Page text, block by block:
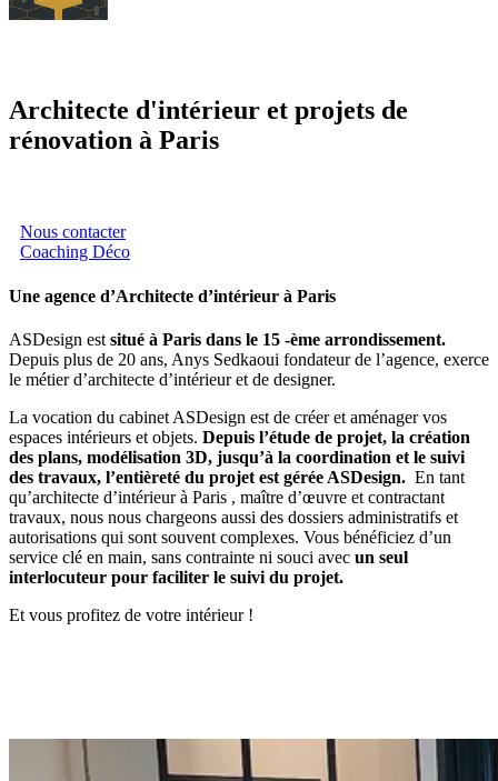
Architecte d'intérieur et projets de
rénovation à Paris
Nous contacter
Coaching Déco
Une agence d’Architecte d’intérieur à Paris
ASDesign est situé à Paris dans le 15 -ème arrondissement.
Depuis plus de 20 ans, Anys Sedkaoui fondateur de l’agence, exerce
le métier d’architecte d’intérieur et de designer.
La vocation du cabinet ASDesign est de créer et aménager vos
espaces intérieurs et objets. Depuis l’étude de projet, la création
des plans, modélisation 3D, jusqu’à la coordination et le suivi
des travaux, l’entièreté du projet est gérée ASDesign. En tant
qu’architecte d’intérieur à Paris , maître d’œuvre et contractant
travaux, nous nous chargeons aussi des dossiers administratifs et
autorisations qui sont souvent complexes. Vous bénéficiez d’un
service clé en main, sans contrainte ni souci avec un seul
interlocuteur pour faciliter le suivi du projet.
Et vous profitez de votre intérieur !